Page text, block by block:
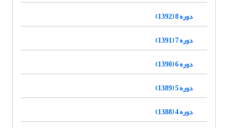
دوره 8 (1392)
دوره 7 (1391)
دوره 6 (1390)
دوره 5 (1389)
دوره 4 (1388)